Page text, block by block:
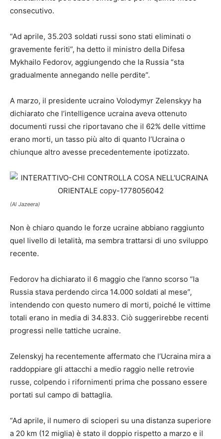
consecutivo.
“Ad aprile, 35.203 soldati russi sono stati eliminati o
gravemente feriti”, ha detto il ministro della Difesa
Mykhailo Fedorov, aggiungendo che la Russia “sta
gradualmente annegando nelle perdite”.
A marzo, il presidente ucraino Volodymyr Zelenskyy ha
dichiarato che l’intelligence ucraina aveva ottenuto
documenti russi che riportavano che il 62% delle vittime
erano morti, un tasso più alto di quanto l’Ucraina o
chiunque altro avesse precedentemente ipotizzato.
(Al Jazeera)
Non è chiaro quando le forze ucraine abbiano raggiunto
quel livello di letalità, ma sembra trattarsi di uno sviluppo
recente.
Fedorov ha dichiarato il 6 maggio che l’anno scorso “la
Russia stava perdendo circa 14.000 soldati al mese”,
intendendo con questo numero di morti, poiché le vittime
totali erano in media di 34.833. Ciò suggerirebbe recenti
progressi nelle tattiche ucraine.
Zelenskyj ha recentemente affermato che l’Ucraina mira a
raddoppiare gli attacchi a medio raggio nelle retrovie
russe, colpendo i rifornimenti prima che possano essere
portati sul campo di battaglia.
“Ad aprile, il numero di scioperi su una distanza superiore
a 20 km (12 miglia) è stato il doppio rispetto a marzo e il